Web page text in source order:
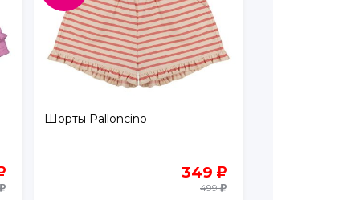
Шорты Palloncino
349
499